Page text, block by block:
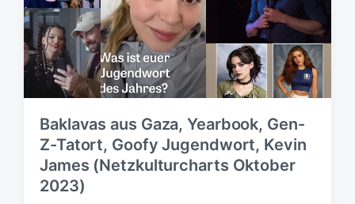
Baklavas aus Gaza, Yearbook, Gen-
Z-Tatort, Goofy Jugendwort, Kevin
James (Netzkulturcharts Oktober
2023)